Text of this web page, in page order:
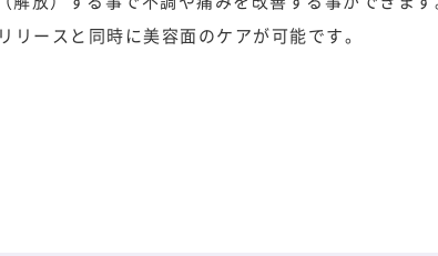
ースと同時に美容面のケアが可能です。